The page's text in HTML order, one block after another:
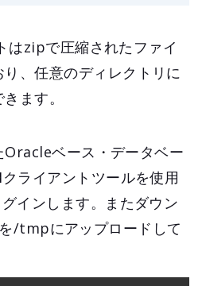
はzipで圧縮されたファイ
、任意のディレクトリに
ます。
Oracleベース・データベー
ライアントツールを使用
インします。またダウン
/tmpにアップロードして